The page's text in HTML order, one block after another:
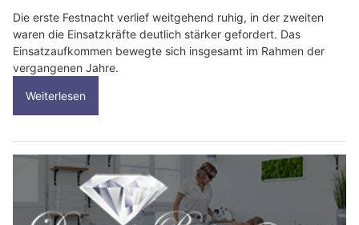
Die erste Festnacht verlief weitgehend ruhig, in der zweiten
waren die Einsatzkräfte deutlich stärker gefordert. Das
Einsatzaufkommen bewegte sich insgesamt im Rahmen der
vergangenen Jahre.
Weiterlesen